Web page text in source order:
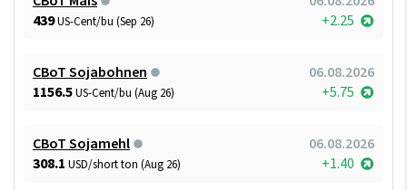
439US-Cent/bu (Sep 26) +2.25
CBoT Sojabohnen
06.08.2026
1156.5US-Cent/bu (Aug 26) +5.75
CBoT Sojamehl
06.08.2026
308.1 USD/short ton (Aug 26) +1.40